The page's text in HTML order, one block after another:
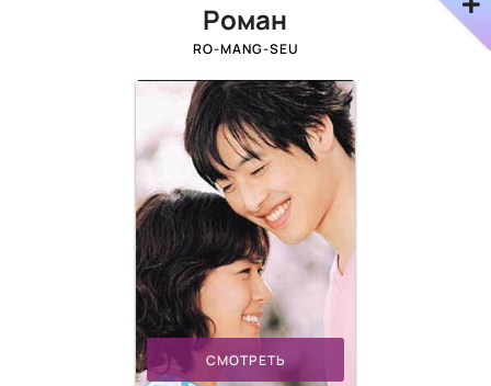
Роман
RO-MANG-SEU
СМОТРЕТЬ